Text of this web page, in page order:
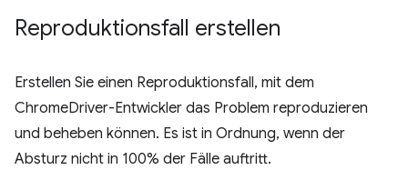
Reproduktionsfall erstellen
Erstellen Sie einen Reproduktionsfall, mit dem
ChromeDriver-Entwickler das Problem reproduzieren
und beheben können. Es ist in Ordnung, wenn der
Absturz nicht in 100% der Fälle auftritt.